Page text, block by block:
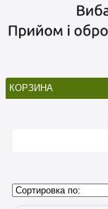
КОРЗИНА